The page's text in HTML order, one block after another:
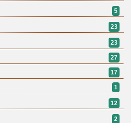
5
23
23
27
17
1
12
2